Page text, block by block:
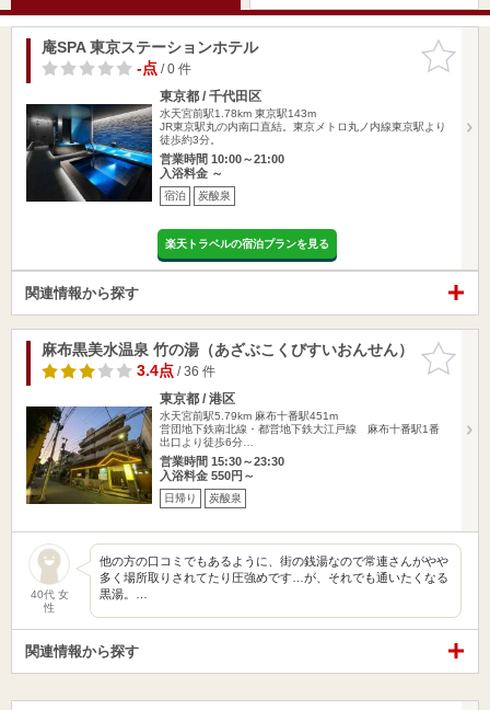
お気に入
りに追加
庵SPA 東京ステーションホテル
-点/ 0 件
東京都 / 千代田区
水天宮前駅1.78km 東京駅143m
JR東京駅丸の内南口直結。東京メトロ丸ノ内線東京駅より
徒歩約3分。
営業時間 10:00～21:00
入浴料金 ～
宿泊 炭酸泉
楽天トラベルの宿泊プランを見る
関連情報から探す
お気に入
りに追加
麻布黒美水温泉 竹の湯（あざぶこくびすいおんせん）
3.4点/ 36 件
東京都 / 港区
水天宮前駅5.79km 麻布十番駅451m
営団地下鉄南北線・都営地下鉄大江戸線 麻布十番駅1番
出口より徒歩6分…
営業時間 15:30～23:30
入浴料金 550円～
日帰り 炭酸泉
40代 女
性
他の方の口コミでもあるように、街の銭湯なので常連さんがやや
多く場所取りされてたり圧強めです…が、それでも通いたくなる
黒湯。…
関連情報から探す